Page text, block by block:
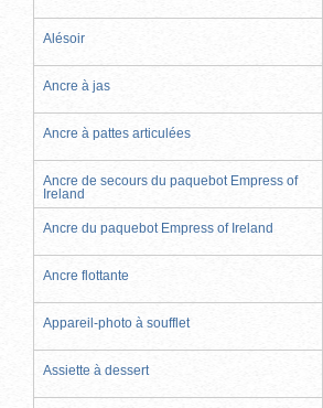
Alésoir
Ancre à jas
Ancre à pattes articulées
Ancre de secours du paquebot Empress of
Ireland
Ancre du paquebot Empress of Ireland
Ancre flottante
Appareil-photo à soufflet
Assiette à dessert